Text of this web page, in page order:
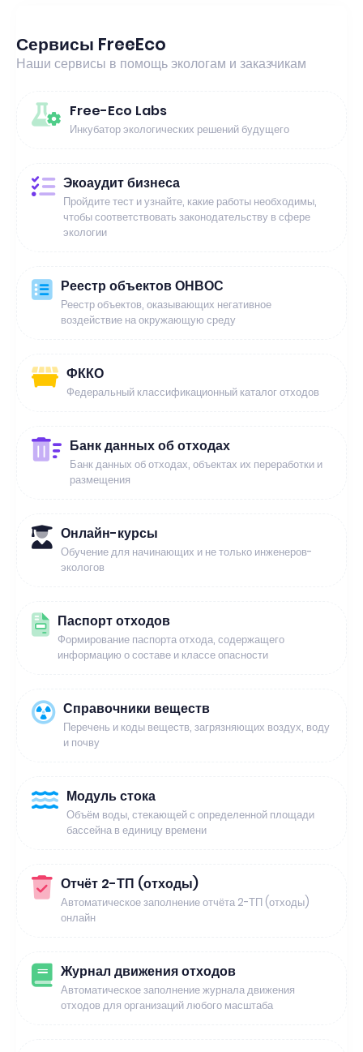
Сервисы FreeEco
Наши сервисы в помощь экологам и заказчикам
Free-Eco Labs
Инкубатор экологических решений будущего
Экоаудит бизнеса
Пройдите тест и узнайте, какие работы необходимы,
чтобы соответствовать законодательству в сфере
экологии
Реестр объектов ОНВОС
Реестр объектов, оказывающих негативное
воздействие на окружающую среду
ФККО
Федеральный классификационный каталог отходов
Банк данных об отходах
Банк данных об отходах, объектах их переработки и
размещения
Онлайн-курсы
Обучение для начинающих и не только инженеров-
экологов
Паспорт отходов
Формирование паспорта отхода, содержащего
информацию о составе и классе опасности
Справочники веществ
Перечень и коды веществ, загрязняющих воздух, воду
и почву
Модуль стока
Объём воды, стекающей с определенной площади
бассейна в единицу времени
Отчёт 2-ТП (отходы)
Автоматическое заполнение отчёта 2-ТП (отходы)
онлайн
Журнал движения отходов
Автоматическое заполнение журнала движения
отходов для организаций любого масштаба